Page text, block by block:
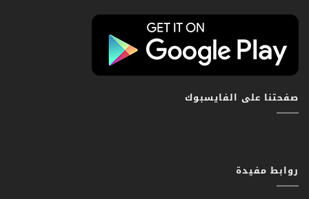
صفحتنا على الفايسبوك
روابط مفيدة